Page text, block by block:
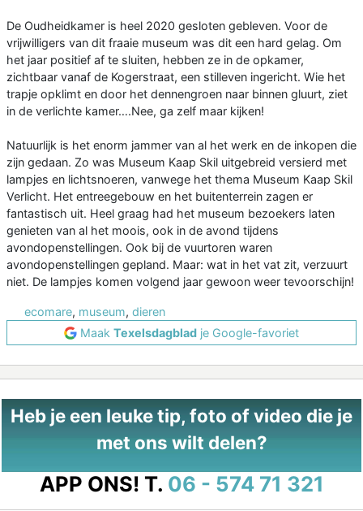
De Oudheidkamer is heel 2020 gesloten gebleven. Voor de
vrijwilligers van dit fraaie museum was dit een hard gelag. Om
het jaar positief af te sluiten, hebben ze in de opkamer,
zichtbaar vanaf de Kogerstraat, een stilleven ingericht. Wie het
trapje opklimt en door het dennengroen naar binnen gluurt, ziet
in de verlichte kamer….Nee, ga zelf maar kijken!
Natuurlijk is het enorm jammer van al het werk en de inkopen die
zijn gedaan. Zo was Museum Kaap Skil uitgebreid versierd met
lampjes en lichtsnoeren, vanwege het thema Museum Kaap Skil
Verlicht. Het entreegebouw en het buitenterrein zagen er
fantastisch uit. Heel graag had het museum bezoekers laten
genieten van al het moois, ook in de avond tijdens
avondopenstellingen. Ook bij de vuurtoren waren
avondopenstellingen gepland. Maar: wat in het vat zit, verzuurt
niet. De lampjes komen volgend jaar gewoon weer tevoorschijn!
ecomare, museum, dieren
Maak Texelsdagblad je Google-favoriet
Heb je een leuke tip, foto of video die je
met ons wilt delen?
APP ONS! T. 06 - 574 71 321